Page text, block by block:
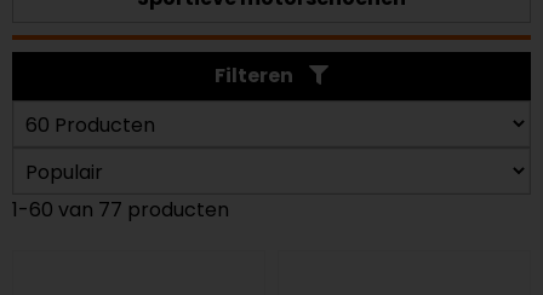
Filteren
1-60 van 77 producten